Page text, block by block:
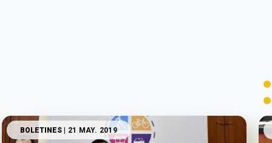
BOLETINES | 21 MAY. 2019